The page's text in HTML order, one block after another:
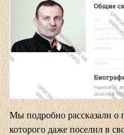
Мы подробно рассказали
которого даже поселил в